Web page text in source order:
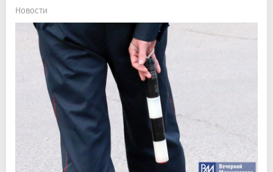
Новости